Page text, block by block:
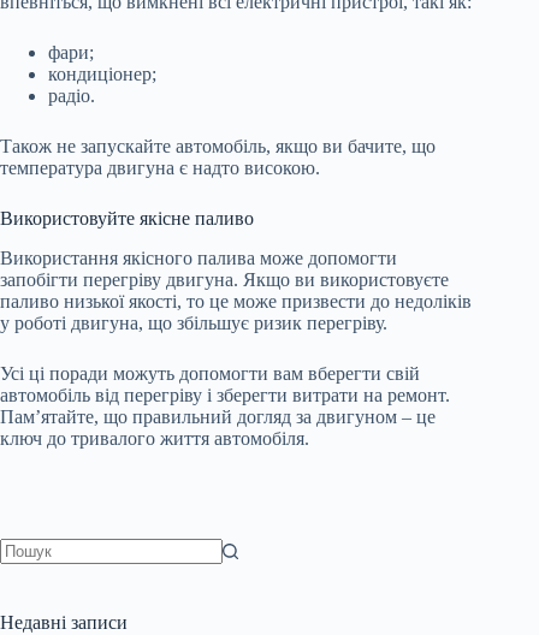
фари;
кондиціонер;
радіо.
Також не запускайте автомобіль, якщо ви бачите, що
температура двигуна є надто високою.
Використовуйте якісне паливо
Використання якісного палива може допомогти
запобігти перегріву двигуна. Якщо ви використовуєте
паливо низької якості, то це може призвести до недоліків
у роботі двигуна, що збільшує ризик перегріву.
Усі ці поради можуть допомогти вам вберегти свій
автомобіль від перегріву і зберегти витрати на ремонт.
Пам’ятайте, що правильний догляд за двигуном – це
ключ до тривалого життя автомобіля.
Недавні записи